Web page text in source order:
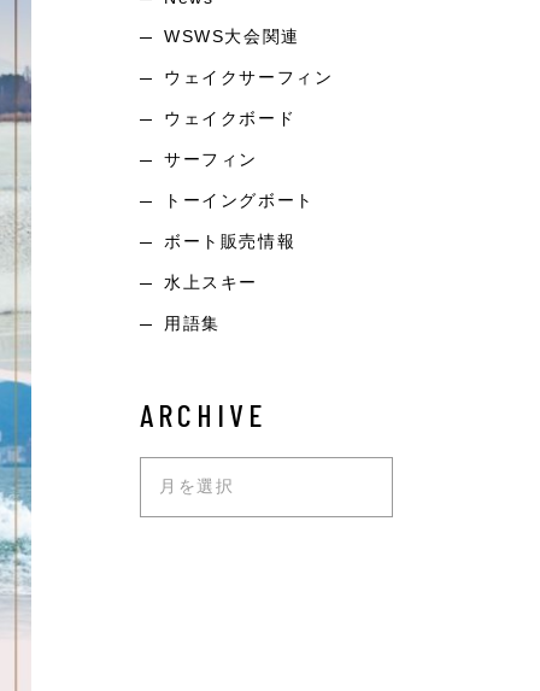
WSWS大会関連
ウェイクサーフィン
ウェイクボード
サーフィン
トーイングボート
ボート販売情報
水上スキー
用語集
ARCHIVE